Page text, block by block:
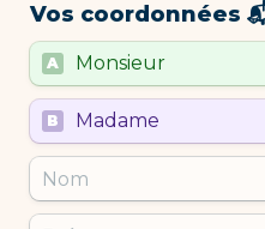
Vos coordonnées
Untitled multiple
A
Monsieur
Untitled multiple
B Madame